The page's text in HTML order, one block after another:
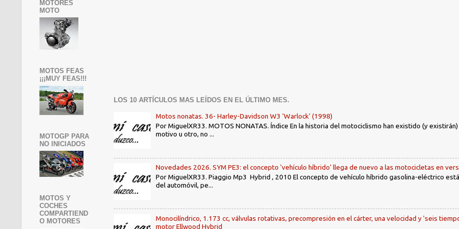
LOS 10 ARTÍCULOS MAS LEÍDOS EN EL ÚLTIMO MES.
Motos nonatas. 36- Harley-Davidson W3 'Warlock' (1998)
Por MiguelXR33. MOTOS NONATAS. Índice En la historia del motociclismo han existido (y
motivo u otro, no ...
Novedades 2026. SYM PE3: el concepto 'vehículo híbrido' llega de nuevo a las motocicletas en
Por MiguelXR33. Piaggio Mp3 Hybrid , 2010 El concepto de vehículo híbrido gasolina-eléctrico
del automóvil, pe...
Monocilíndrico, 1.173 cc, válvulas rotativas, precompresión en el cárter, una velocidad y 'seis
motor Ellwood Hybrid
MOTORES
MOTO
MOTOS FEAS
¡¡¡MUY FEAS!!!
MOTOGP PARA
NO INICIADOS
MOTOS Y
COCHES
COMPARTIEND
O MOTORES